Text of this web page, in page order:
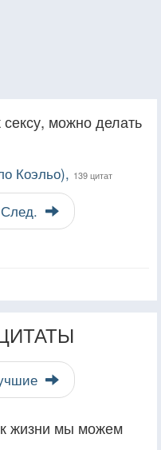
можно делать
Коэльо), 139 цитат
След.
жизни мы можем